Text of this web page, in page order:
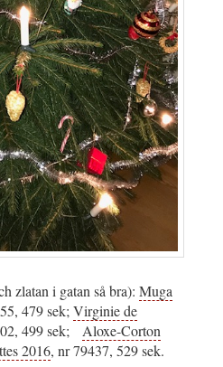
zlatan i gatan så bra): Muga
479 sek;Virginie de
499 sek; Aloxe-Corton
2016, nr 79437, 529 sek.